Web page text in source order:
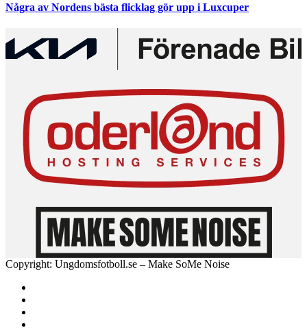
Några av Nordens bästa flicklag gör upp i Luxcuper
Copyright: Ungdomsfotboll.se – Make SoMe Noise